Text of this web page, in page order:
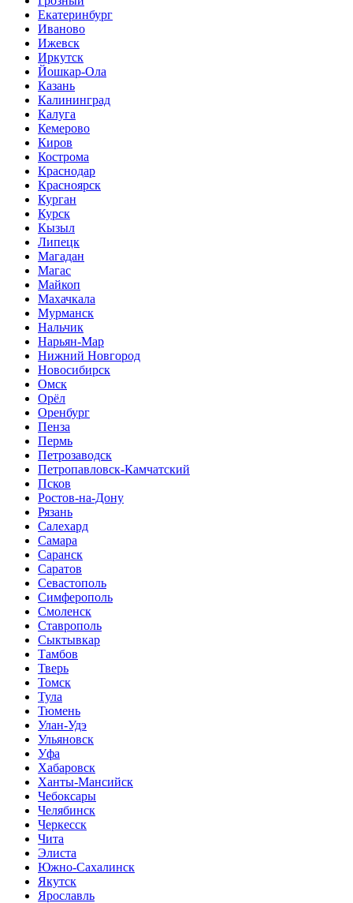
Екатеринбург
Иваново
Ижевск
Иркутск
Йошкар-Ола
Казань
Калининград
Калуга
Кемерово
Киров
Кострома
Краснодар
Красноярск
Курган
Курск
Кызыл
Липецк
Магадан
Магас
Майкоп
Махачкала
Мурманск
Нальчик
Нарьян-Мар
Нижний Новгород
Новосибирск
Омск
Орёл
Оренбург
Пенза
Пермь
Петрозаводск
Петропавловск-Камчатский
Псков
Ростов-на-Дону
Рязань
Салехард
Самара
Саранск
Саратов
Севастополь
Симферополь
Смоленск
Ставрополь
Сыктывкар
Тамбов
Тверь
Томск
Тула
Тюмень
Улан-Удэ
Ульяновск
Уфа
Хабаровск
Ханты-Мансийск
Чебоксары
Челябинск
Черкесск
Чита
Элиста
Южно-Сахалинск
Якутск
Ярославль